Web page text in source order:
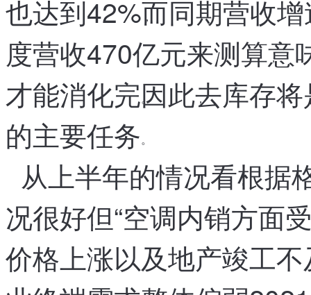
也达到42% ，
而同期营收
度营收470亿元来测算 ，
意
才能消化完。
因此，
去库存，
的主要任务。
从上半年的情况看，
根据
况很好，
但“空调内销方面，
价格上涨以及地产竣工